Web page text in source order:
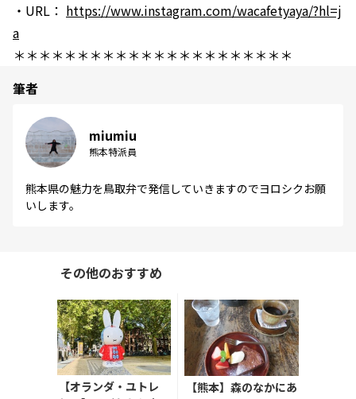
・URL： https://www.instagram.com/wacafetyaya/?hl=j
a
＊＊＊＊＊＊＊＊＊＊＊＊＊＊＊＊＊＊＊＊＊＊
筆者
miumiu
熊本特派員
熊本県の魅力を鳥取弁で発信していきますのでヨロシクお願
いします。
その他のおすすめ
【オランダ・ユトレ
【熊本】森のなかにあ